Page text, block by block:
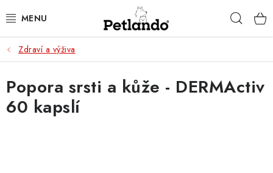
na
PRO PSY
PRO KOČKY
PRO PÁNÍČKY
Zdraví a výživa
Popora srsti a kůže - DERMActiv
60 kapslí